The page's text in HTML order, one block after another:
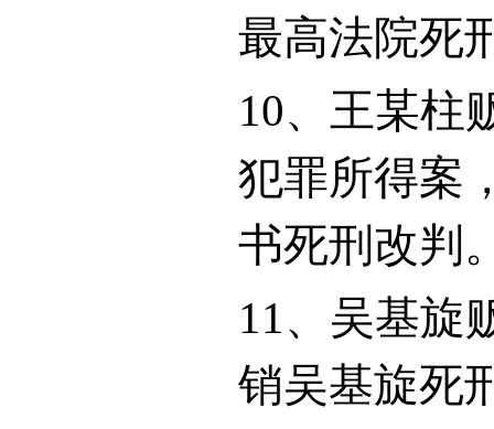
最高法院死
10、王某柱
犯罪所得案
书死刑改判
11、吴基旋
销吴基旋死